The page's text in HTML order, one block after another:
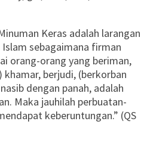
Keras adalah larangan
sebagaimana firman
orang-orang yang beriman,
berjudi, (berkorban
dengan panah, adalah
Maka jauhilah perbuatan-
keberuntungan.” (QS